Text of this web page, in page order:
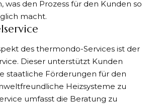
was den Prozess für den Kunden so
macht.
des thermondo-Services ist der
Dieser unterstützt Kunden
staatliche Förderungen für den
Heizsysteme zu
umfasst die Beratung zu